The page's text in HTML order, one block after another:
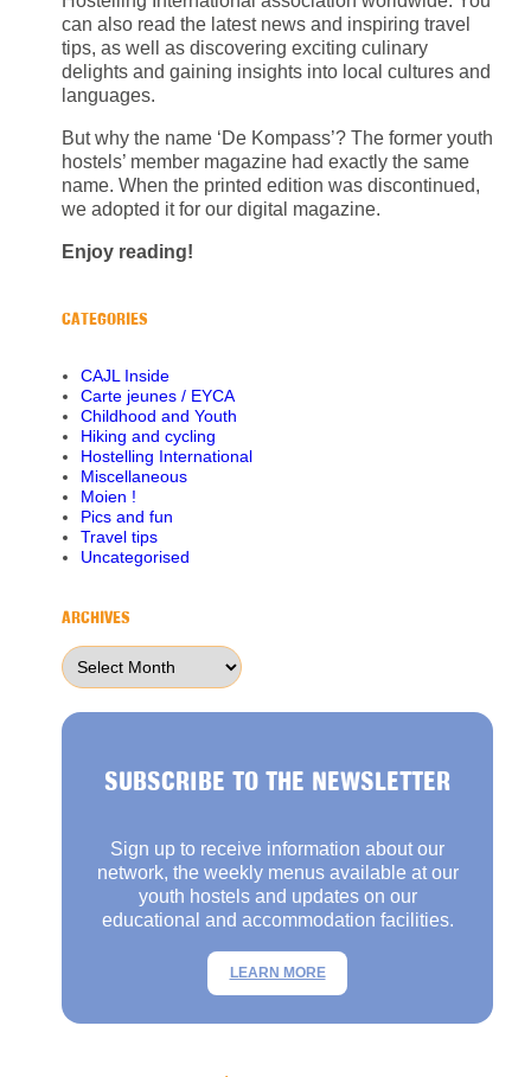
can also read the latest news and inspiring travel
tips, as well as discovering exciting culinary
delights and gaining insights into local cultures and
languages.
But why the name ‘De Kompass’? The former youth
hostels’ member magazine had exactly the same
name. When the printed edition was discontinued,
we adopted it for our digital magazine.
Enjoy reading!
CATEGORIES
CAJL Inside
Carte jeunes / EYCA
Childhood and Youth
Hiking and cycling
Hostelling International
Miscellaneous
Moien !
Pics and fun
Travel tips
Uncategorised
ARCHIVES
Archives
SUBSCRIBE TO THE NEWSLETTER
Sign up to receive information about our
network, the weekly menus available at our
youth hostels and updates on our
educational and accommodation facilities.
LEARN MORE